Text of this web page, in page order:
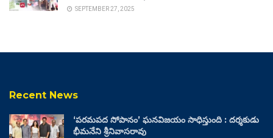
SEPTEMBER 27, 2025
Recent News
‘పరమపద సోపానం’ ఘనవిజయం సాధిస్తుంది : దర్శకుడు
భీమనేని శ్రీనివాసరావు